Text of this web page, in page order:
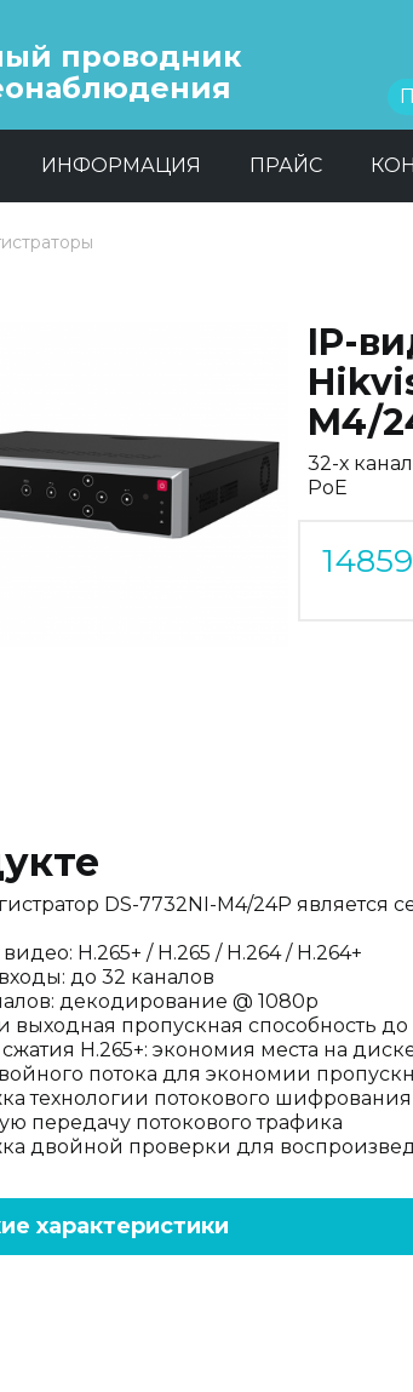
проводник
ИНФОРМАЦИЯ ПРАЙС
IP-
M4/
32-х
PoE
DS-7732NI-M4/24P является
H.265+ / H.265 / H.264 / H.264+
до 32 каналов
декодирование @ 1080р
выходная пропускная способность
H.265+: экономия места на
потока для экономии
технологии потокового шифрования
передачу потокового трафика
двойной проверки для
характеристики